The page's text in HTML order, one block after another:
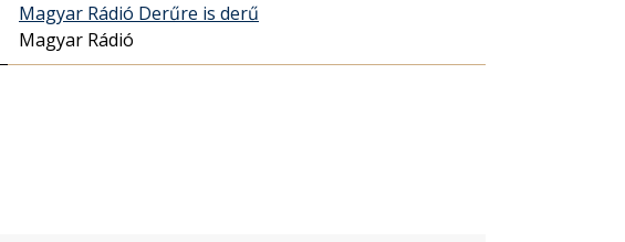
Magyar Rádió Derűre is derű
Magyar Rádió